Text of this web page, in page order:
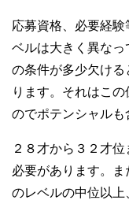
応募資格、必要経
ベルは大きく異な
の条件が多少欠け
ります。それはこ
のでポテンシャルも
２８才から３２才
必要があります。
のレベルの中位以上